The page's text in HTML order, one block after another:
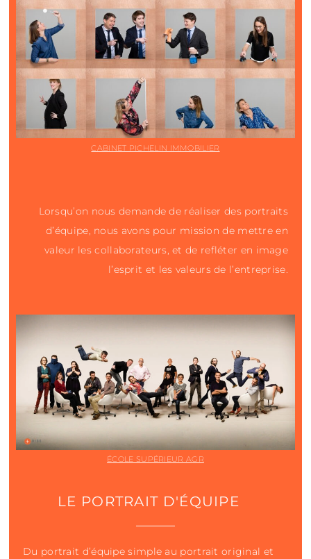
CABINET PICHELIN IMMOBILIER
Lorsqu’on nous demande de réaliser des portraits
d’équipe, nous avons pour mission de mettre en
valeur les collaborateurs, et de refléter en image
l’esprit et les valeurs de l’entreprise.
ÉCOLE SUPÉRIEUR AGR
LE PORTRAIT D'ÉQUIPE
Du portrait d’équipe simple au portrait original et